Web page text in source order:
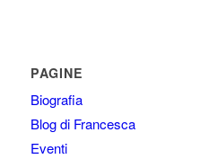
PAGINE
Biografia
Blog di Francesca
Eventi